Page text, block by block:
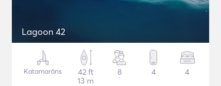
Lagoon 42
Katamarāns
42 ft
13 m
8 4 4